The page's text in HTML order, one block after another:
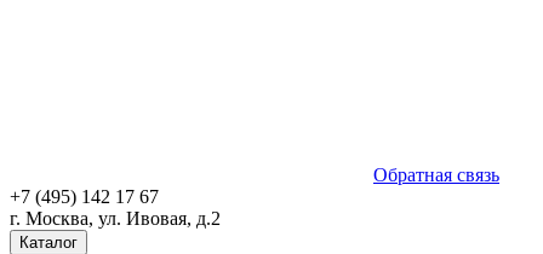
Обратная связь
+7 (495) 142 17 67
г. Москва, ул. Ивовая, д.2
Каталог